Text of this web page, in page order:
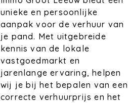
unieke en persoonlijke
aanpak voor de verhuur van
je pand. Met uitgebreide
kennis van de lokale
vastgoedmarkt en
jarenlange ervaring, helpen
wij je bij het bepalen van een
correcte verhuurprijs en het